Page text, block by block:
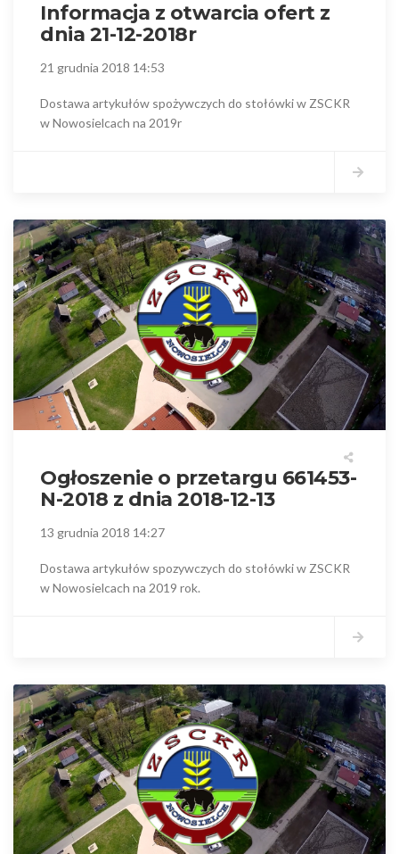
Informacja z otwarcia ofert z
dnia 21-12-2018r
21 grudnia 2018 14:53
Dostawa artykułów spożywczych do stołówki w ZSCKR
w Nowosielcach na 2019r
Ogłoszenie o przetargu 661453-
N-2018 z dnia 2018-12-13
13 grudnia 2018 14:27
Dostawa artykułów spozywczych do stołówki w ZSCKR
w Nowosielcach na 2019 rok.